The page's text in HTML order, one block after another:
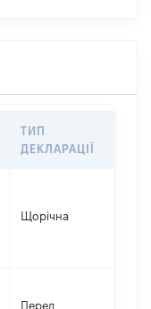
ТИП
ДЕКЛАРАЦІЇ
Щорічна
Перед